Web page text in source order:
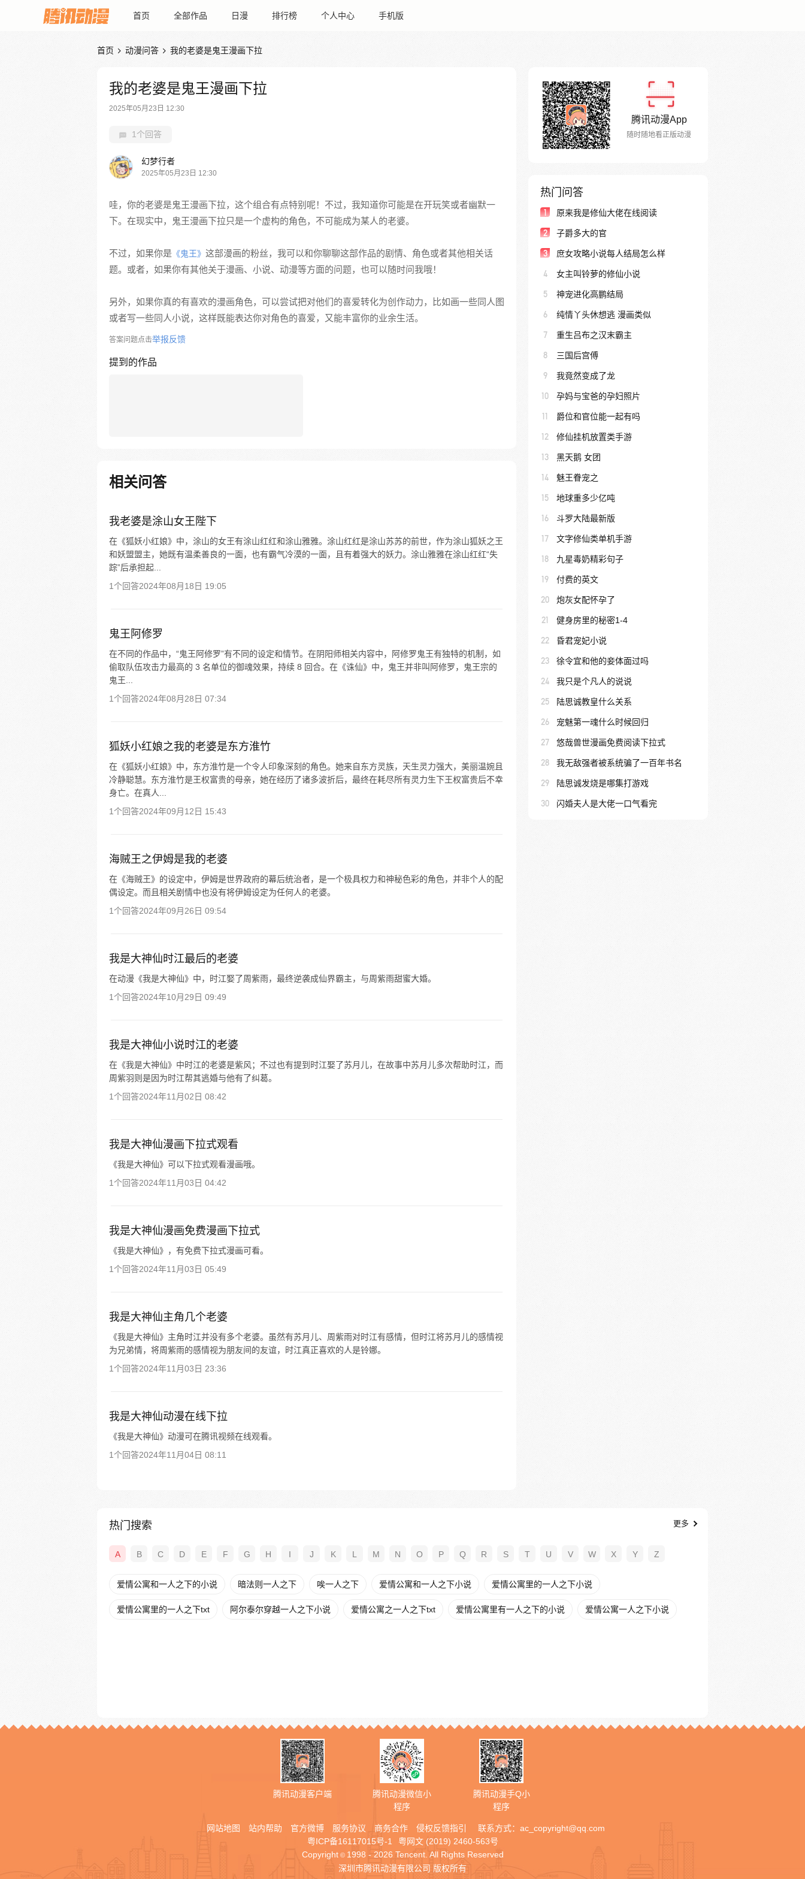
首页 全部作品 日漫 排行榜 个人中心 手机版
首页  动漫问答  我的老婆是鬼王漫画下拉
我的老婆是鬼王漫画下拉
2025年05月23日 12:30
1个回答
幻梦行者
2025年05月23日 12:30
哇，你的老婆是鬼王漫画下拉，这个组合有点特别呢！不过，我知道你可能是在开玩笑或者幽默一
下。在现实中，鬼王漫画下拉只是一个虚构的角色，不可能成为某人的老婆。
不过，如果你是 《鬼王》 这部漫画的粉丝，我可以和你聊聊这部作品的剧情、角色或者其他相关话
题。或者，如果你有其他关于漫画、小说、动漫等方面的问题，也可以随时问我哦！
另外，如果你真的有喜欢的漫画角色，可以尝试把对他们的喜爱转化为创作动力，比如画一些同人图
或者写一些同人小说，这样既能表达你对角色的喜爱，又能丰富你的业余生活。
答案问题点击举报反馈
提到的作品
相关问答
我老婆是涂山女王陛下
在《狐妖小红娘》中，涂山的女王有涂山红红和涂山雅雅。涂山红红是涂山苏苏的前世，作为涂山狐妖之王
和妖盟盟主，她既有温柔善良的一面，也有霸气冷漠的一面，且有着强大的妖力。涂山雅雅在涂山红红“失
踪”后承担起...
1个回答2024年08月18日 19:05
鬼王阿修罗
在不同的作品中，“鬼王阿修罗”有不同的设定和情节。在阴阳师相关内容中，阿修罗鬼王有独特的机制，如
偷取队伍攻击力最高的 3 名单位的御魂效果，持续 8 回合。在《诛仙》中，鬼王并非叫阿修罗，鬼王宗的
鬼王...
1个回答2024年08月28日 07:34
狐妖小红娘之我的老婆是东方淮竹
在《狐妖小红娘》中，东方淮竹是一个令人印象深刻的角色。她来自东方灵族，天生灵力强大，美丽温婉且
冷静聪慧。东方淮竹是王权富贵的母亲，她在经历了诸多波折后，最终在耗尽所有灵力生下王权富贵后不幸
身亡。在真人...
1个回答2024年09月12日 15:43
海贼王之伊姆是我的老婆
在《海贼王》的设定中，伊姆是世界政府的幕后统治者，是一个极具权力和神秘色彩的角色，并非个人的配
偶设定。而且相关剧情中也没有将伊姆设定为任何人的老婆。
1个回答2024年09月26日 09:54
我是大神仙时江最后的老婆
在动漫《我是大神仙》中，时江娶了周紫雨，最终逆袭成仙界霸主，与周紫雨甜蜜大婚。
1个回答2024年10月29日 09:49
我是大神仙小说时江的老婆
在《我是大神仙》中时江的老婆是紫风；不过也有提到时江娶了苏月儿，在故事中苏月儿多次帮助时江，而
周紫羽则是因为时江帮其逃婚与他有了纠葛。
1个回答2024年11月02日 08:42
我是大神仙漫画下拉式观看
《我是大神仙》可以下拉式观看漫画哦。
1个回答2024年11月03日 04:42
我是大神仙漫画免费漫画下拉式
《我是大神仙》，有免费下拉式漫画可看。
1个回答2024年11月03日 05:49
我是大神仙主角几个老婆
《我是大神仙》主角时江并没有多个老婆。虽然有苏月儿、周紫雨对时江有感情，但时江将苏月儿的感情视
为兄弟情，将周紫雨的感情视为朋友间的友谊，时江真正喜欢的人是铃娜。
1个回答2024年11月03日 23:36
我是大神仙动漫在线下拉
《我是大神仙》动漫可在腾讯视频在线观看。
1个回答2024年11月04日 08:11
腾讯动漫App
随时随地看正版动漫
热门问答
1 原来我是修仙大佬在线阅读
2 子爵多大的官
3 庶女攻略小说每人结局怎么样
4 女主叫铃萝的修仙小说
5 神宠进化高鹏结局
6 纯情丫头休想逃 漫画类似
7 重生吕布之汉末霸主
8 三国后宫傅
9 我竟然变成了龙
10 孕妈与宝爸的孕妇照片
11 爵位和官位能一起有吗
12 修仙挂机放置类手游
13 黑天鹅 女团
14 魅王眷宠之
15 地球重多少亿吨
16 斗罗大陆最新版
17 文字修仙类单机手游
18 九星毒奶精彩句子
19 付费的英文
20 炮灰女配怀孕了
21 健身房里的秘密1-4
22 昏君宠妃小说
23 徐令宜和他的妾体面过吗
24 我只是个凡人的说说
25 陆思诚教皇什么关系
26 宠魅第一魂什么时候回归
27 悠哉兽世漫画免费阅读下拉式
28 我无敌强者被系统骗了一百年书名
29 陆思诚发烧是哪集打游戏
30 闪婚夫人是大佬一口气看完
热门搜索 更多
A B C D E F G H I J K L M N O P Q R S T U V W X Y Z
爱情公寓和一人之下的小说 暗法则一人之下 唉一人之下 爱情公寓和一人之下小说 爱情公寓里的一人之下小说
爱情公寓里的一人之下txt 阿尔泰尔穿越一人之下小说 爱情公寓之一人之下txt 爱情公寓里有一人之下的小说 爱情公寓一人之下小说
腾讯动漫客户端
腾讯动漫微信小
程序
腾讯动漫手Q小
程序
网站地图 站内帮助 官方微博 服务协议 商务合作 侵权反馈指引 联系方式： ac_copyright@qq.com
粤ICP备16117015号-1
粤网文 (2019) 2460-563号
Copyright © 1998 - 2026 Tencent. All Rights Reserved
深圳市腾讯动漫有限公司 版权所有